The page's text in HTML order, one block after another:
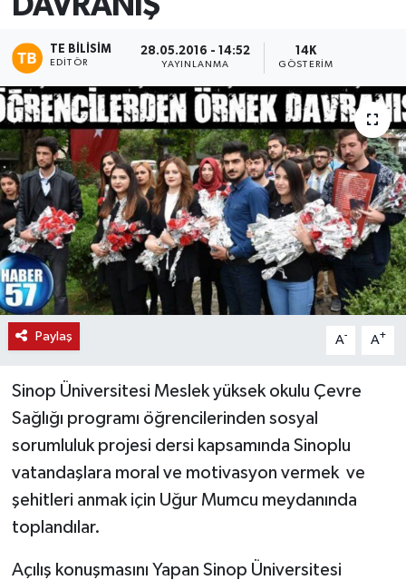
TE BILISIM
EDITÖR
28.05.2016 - 14:52
YAYINLANMA
14K
GÖSTERIM
Paylaş A- A+
Sinop Üniversitesi Meslek yüksek okulu Çevre
Sağlığı programı öğrencilerinden sosyal
sorumluluk projesi dersi kapsamında Sinoplu
vatandaşlara moral ve motivasyon vermek ve
şehitleri anmak için Uğur Mumcu meydanında
toplandılar.
Açılış konuşmasını Yapan Sinop Üniversitesi